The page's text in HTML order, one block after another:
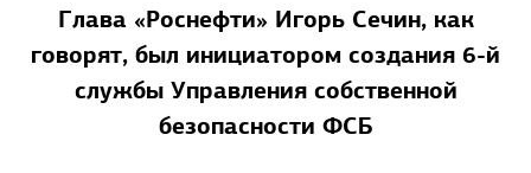
Глава «Роснефти» Игорь Сечин, как
говорят, был инициатором создания 6-й
службы Управления собственной
безопасности ФСБ